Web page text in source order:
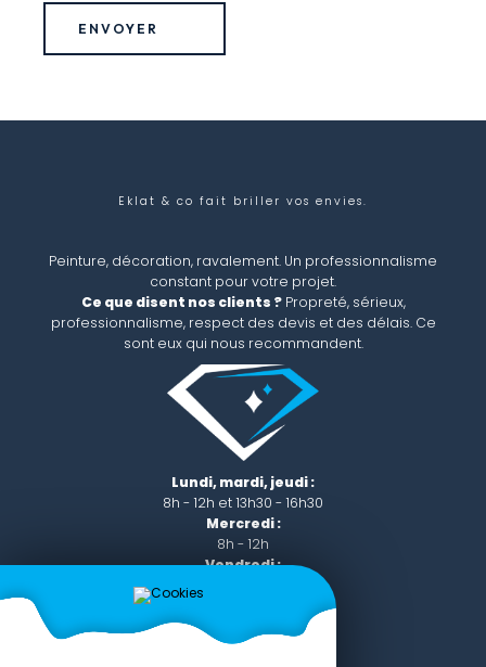
ENVOYER
Eklat & co fait briller vos envies.
Peinture, décoration, ravalement. Un professionnalisme
constant pour votre projet.
Ce que disent nos clients ?Propreté, sérieux,
professionnalisme, respect des devis et des délais. Ce
sont eux qui nous recommandent.
Lundi, mardi, jeudi :
8h - 12h et 13h30 - 16h30
Mercredi :
8h - 12h
Vendredi :
8h - 12h et 13h30 - 16h00